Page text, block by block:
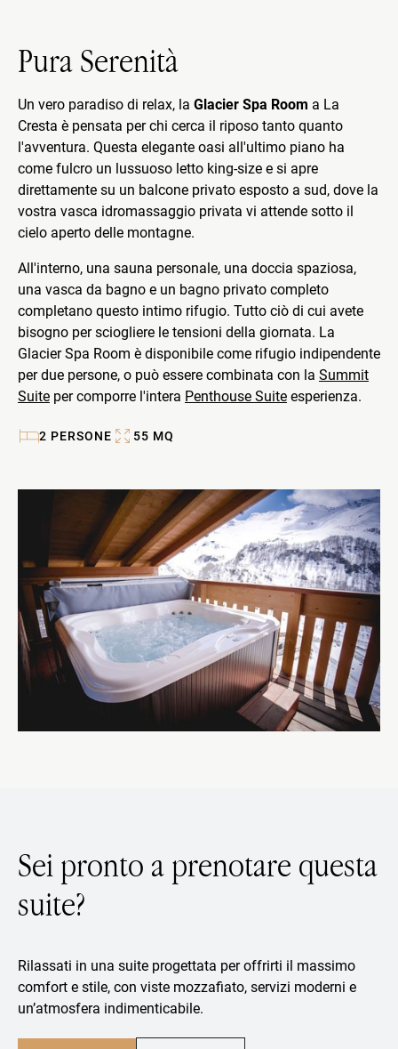
Pura Serenità
Un vero paradiso di relax, la Glacier Spa Room a La
Cresta è pensata per chi cerca il riposo tanto quanto
l'avventura. Questa elegante oasi all'ultimo piano ha
come fulcro un lussuoso letto king-size e si apre
direttamente su un balcone privato esposto a sud, dove la
vostra vasca idromassaggio privata vi attende sotto il
cielo aperto delle montagne.
All'interno, una sauna personale, una doccia spaziosa,
una vasca da bagno e un bagno privato completo
completano questo intimo rifugio. Tutto ciò di cui avete
bisogno per sciogliere le tensioni della giornata. La
Glacier Spa Room è disponibile come rifugio indipendente
per due persone, o può essere combinata con la Summit
Suite per comporre l'intera Penthouse Suite esperienza.
2 PERSONE 55 MQ
Sei pronto a prenotare questa
suite?
Rilassati in una suite progettata per offrirti il massimo
comfort e stile, con viste mozzafiato, servizi moderni e
un’atmosfera indimenticabile.